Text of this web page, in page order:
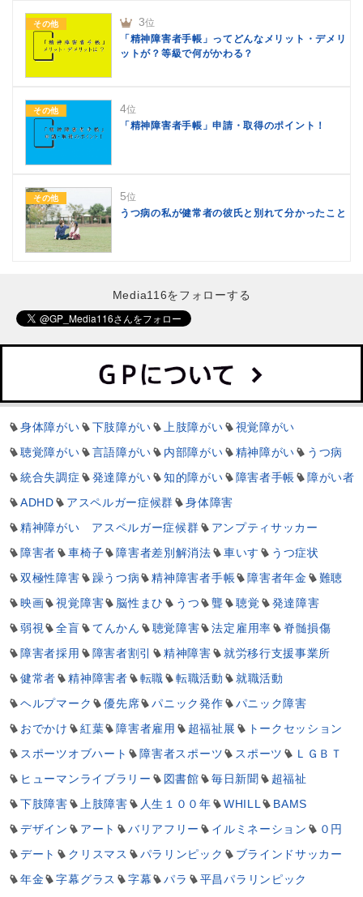
その他 3位
「精神障害者手帳」ってどんなメリット・デメリ
ットが？等級で何がかわる？
その他 4位
「精神障害者手帳」申請・取得のポイント！
その他 5位
うつ病の私が健常者の彼氏と別れて分かったこと
Media116をフォローする
身体障がい 下肢障がい 上肢障がい
視覚障がい
聴覚障がい
言語障がい 内部障がい 精神障がい
うつ病
統合失調症
発達障がい 知的障がい 障害者手帳
障がい者
ADHD
アスペルガー症候群
身体障害
精神障がい アスペルガー症候群
アンプティサッカー
障害者
車椅子 障害者差別解消法 車いす
うつ症状
双極性障害
躁うつ病 精神障害者手帳 障害者年金
難聴
映画
視覚障害 脳性まひ うつ 聾 聴覚
発達障害
弱視
全盲 てんかん 聴覚障害 法定雇用率
脊髄損傷
障害者採用
障害者割引 精神障害
就労移行支援事業所
健常者
精神障害者 転職 転職活動
就職活動
ヘルプマーク
優先席 パニック発作
パニック障害
おでかけ
紅葉 障害者雇用 超福祉展
トークセッション
スポーツオブハート
障害者スポーツ スポーツ
ＬＧＢＴ
ヒューマンライブラリー
図書館 毎日新聞
超福祉
下肢障害
上肢障害 人生１００年 WHILL
BAMS
デザイン
アート バリアフリー イルミネーション
０円
デート
クリスマス パラリンピック
ブラインドサッカー
年金
字幕グラス 字幕 パラ
平昌パラリンピック